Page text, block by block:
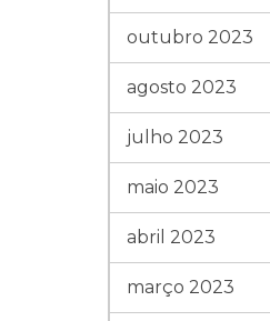
outubro 2023
agosto 2023
julho 2023
maio 2023
abril 2023
março 2023